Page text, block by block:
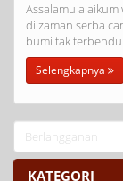
Assalamu
di zaman serba
bumi tak
Selengkapnya
KATEGORI